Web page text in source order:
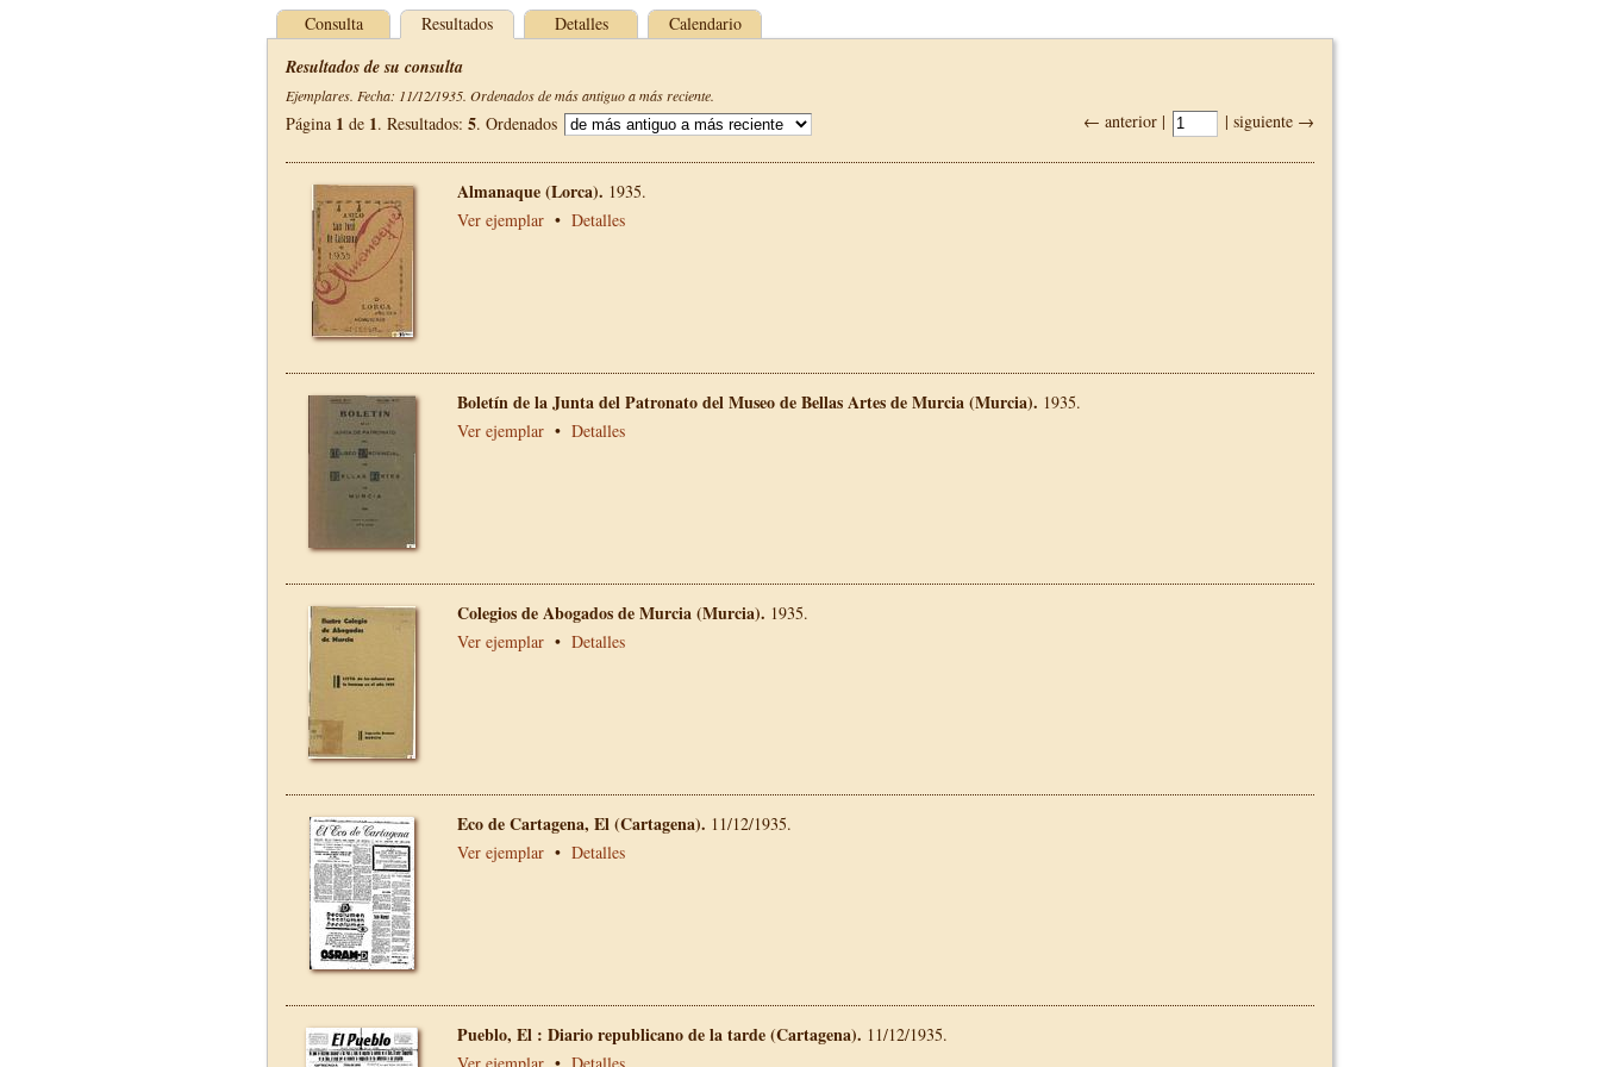
Consulta Resultados Detalles Calendario
Resultados de su consulta
Ejemplares. Fecha: 11/12/1935. Ordenados de más antiguo a más reciente.
← anterior | | siguiente →
Página 1 de 1. Resultados: 5. Ordenados
Almanaque (Lorca). 1935.
Ver ejemplar • Detalles
Boletín de la Junta del Patronato del Museo de Bellas Artes de Murcia (Murcia). 1935.
Ver ejemplar • Detalles
Colegios de Abogados de Murcia (Murcia). 1935.
Ver ejemplar • Detalles
Eco de Cartagena, El (Cartagena). 11/12/1935.
Ver ejemplar • Detalles
Pueblo, El : Diario republicano de la tarde (Cartagena). 11/12/1935.